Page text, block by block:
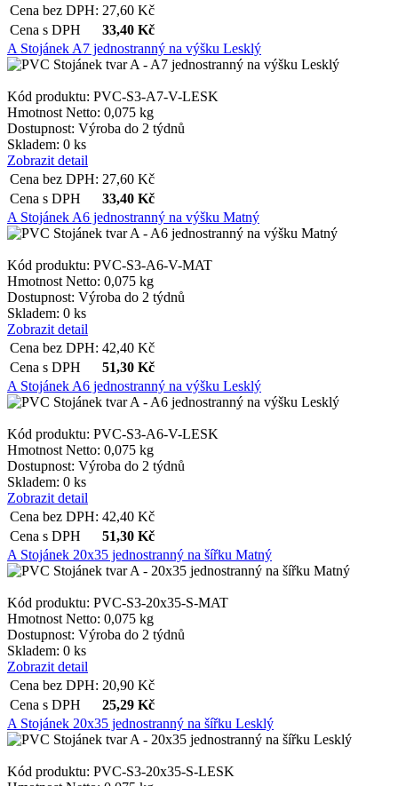
Cena bez DPH: 27,60 Kč
Cena s DPH
33,40 Kč
A Stojánek A7 jednostranný na výšku Lesklý
Kód produktu: PVC-S3-A7-V-LESK
Hmotnost Netto: 0,075 kg
Dostupnost: Výroba do 2 týdnů
Skladem: 0 ks
Zobrazit detail
Cena bez DPH: 27,60 Kč
Cena s DPH
33,40 Kč
A Stojánek A6 jednostranný na výšku Matný
Kód produktu: PVC-S3-A6-V-MAT
Hmotnost Netto: 0,075 kg
Dostupnost: Výroba do 2 týdnů
Skladem: 0 ks
Zobrazit detail
Cena bez DPH: 42,40 Kč
Cena s DPH
51,30 Kč
A Stojánek A6 jednostranný na výšku Lesklý
Kód produktu: PVC-S3-A6-V-LESK
Hmotnost Netto: 0,075 kg
Dostupnost: Výroba do 2 týdnů
Skladem: 0 ks
Zobrazit detail
Cena bez DPH: 42,40 Kč
Cena s DPH
51,30 Kč
A Stojánek 20x35 jednostranný na šířku Matný
Kód produktu: PVC-S3-20x35-S-MAT
Hmotnost Netto: 0,075 kg
Dostupnost: Výroba do 2 týdnů
Skladem: 0 ks
Zobrazit detail
Cena bez DPH: 20,90 Kč
Cena s DPH
25,29 Kč
A Stojánek 20x35 jednostranný na šířku Lesklý
Kód produktu: PVC-S3-20x35-S-LESK